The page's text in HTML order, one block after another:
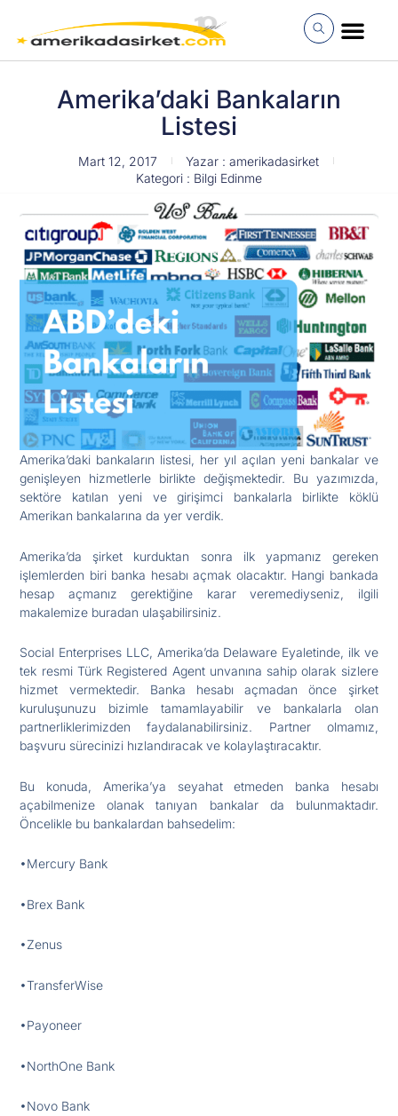
atla
Amerika’daki Bankaların
Listesi
Mart 12, 2017 Yazar : amerikadasirket
Kategori : Bilgi Edinme
Amerika’daki bankaların listesi, her yıl açılan yeni bankalar ve
genişleyen hizmetlerle birlikte değişmektedir. Bu yazımızda,
sektöre katılan yeni ve girişimci bankalarla birlikte köklü
Amerikan bankalarına da yer verdik.
Amerika’da şirket kurduktan sonra ilk yapmanız gereken
işlemlerden biri banka hesabı açmak olacaktır. Hangi bankada
hesap açmanız gerektiğine karar veremediyseniz, ilgili
makalemize buradan ulaşabilirsiniz.
Social Enterprises LLC, Amerika’da Delaware Eyaletinde, ilk ve
tek resmi Türk Registered Agent unvanına sahip olarak sizlere
hizmet vermektedir. Banka hesabı açmadan önce şirket
kuruluşunuzu bizimle tamamlayabilir ve bankalarla olan
partnerliklerimizden faydalanabilirsiniz. Partner olmamız,
başvuru sürecinizi hızlandıracak ve kolaylaştıracaktır.
Bu konuda, Amerika’ya seyahat etmeden banka hesabı
açabilmenize olanak tanıyan bankalar da bulunmaktadır.
Öncelikle bu bankalardan bahsedelim:
•Mercury Bank
•Brex Bank
•Zenus
•TransferWise
•Payoneer
•NorthOne Bank
•Novo Bank